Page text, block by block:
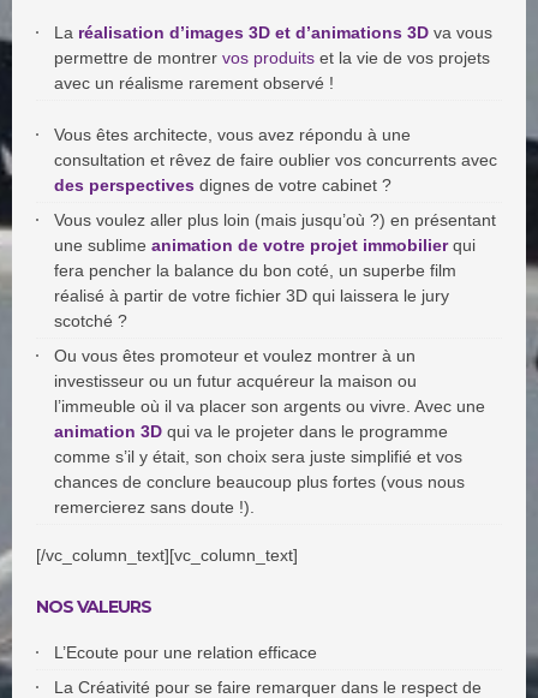
La réalisation d’images 3D et d’animations 3D va vous
permettre de montrer vos produits et la vie de vos projets
avec un réalisme rarement observé !
Vous êtes architecte, vous avez répondu à une
consultation et rêvez de faire oublier vos concurrents avec
des perspectives dignes de votre cabinet ?
Vous voulez aller plus loin (mais jusqu’où ?) en présentant
une sublime animation de votre projet immobilierqui
fera pencher la balance du bon coté, un superbe film
réalisé à partir de votre fichier 3D qui laissera le jury
scotché ?
Ou vous êtes promoteur et voulez montrer à un
investisseur ou un futur acquéreur la maison ou
l’immeuble où il va placer son argents ou vivre. Avec une
animation 3D qui va le projeter dans le programme
comme s’il y était, son choix sera juste simplifié et vos
chances de conclure beaucoup plus fortes (vous nous
remercierez sans doute !).
[/vc_column_text][vc_column_text]
NOS VALEURS
L’Ecoute pour une relation efficace
La Créativité pour se faire remarquer dans le respect de